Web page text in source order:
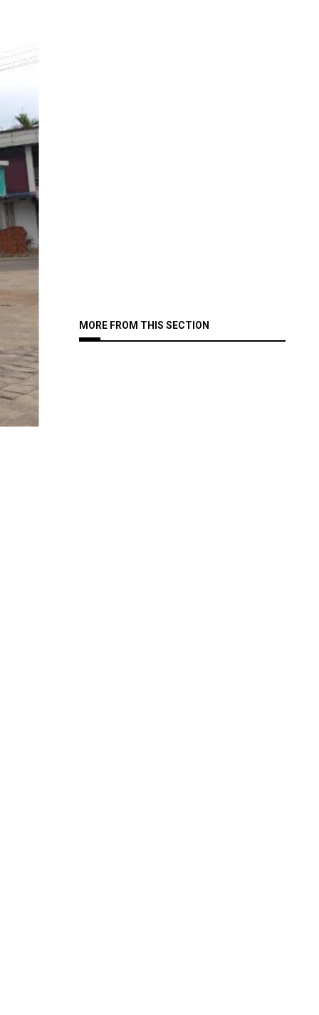
MORE FROM THIS SECTION